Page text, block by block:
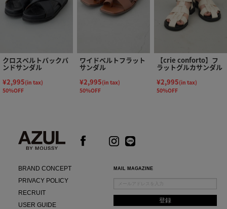
クロスベルトバックバ
ンドサンダル
¥2,995(in tax)
50%OFF
ワイドベルトフラット
サンダル
¥2,995(in tax)
50%OFF
【crie conforto】フ
ラットグルカサンダル
¥2,995(in tax)
50%OFF
BRAND CONCEPT
PRIVACY POLICY
RECRUIT
USER GUIDE
MAIL MAGAZINE